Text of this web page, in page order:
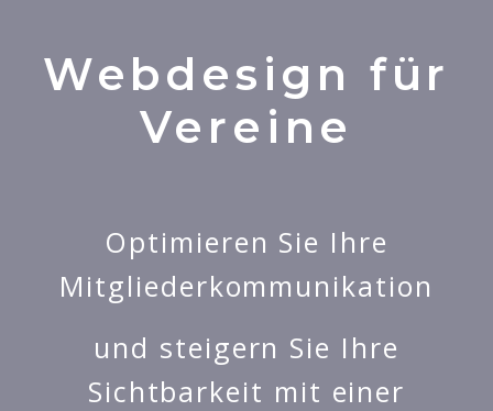
Webdesign für
Vereine
Optimieren Sie Ihre
Mitgliederkommunikation
und steigern Sie Ihre
Sichtbarkeit mit einer